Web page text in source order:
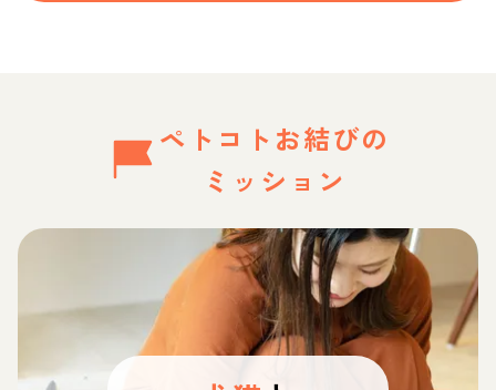
ペトコトお結びの
ミッション